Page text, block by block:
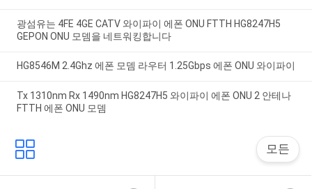
광섬유는 4FE 4GE CATV 와이파이 에폰 ONU FTTH HG8247H5
GEPON ONU 모뎀을 네트워킹합니다
HG8546M 2.4Ghz 에폰 모뎀 라우터 1.25Gbps 에폰 ONU 와이파이
Tx 1310nm Rx 1490nm HG8247H5 와이파이 에폰 ONU 2 안테나
FTTH 에폰 ONU 모뎀
모든